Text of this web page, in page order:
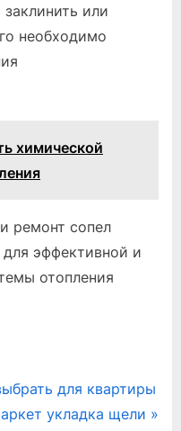
или
необходимо
химической
ремонт сопел
эффективной и
отопления
для квартиры
укладка щели